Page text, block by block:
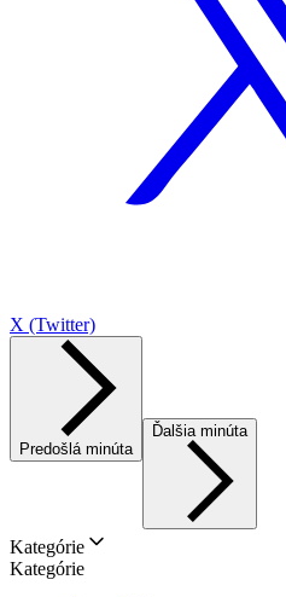
X (Twitter)
Predošlá minúta
Ďalšia minúta
Kategórie
Kategórie